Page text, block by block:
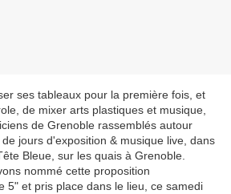
ses tableaux pour la première fois, et
de mixer arts plastiques et musique,
de Grenoble rassemblés autour
jours d'exposition & musique live, dans
Bleue, sur les quais à Grenoble.
nommé cette proposition
5" et pris place dans le lieu, ce samedi